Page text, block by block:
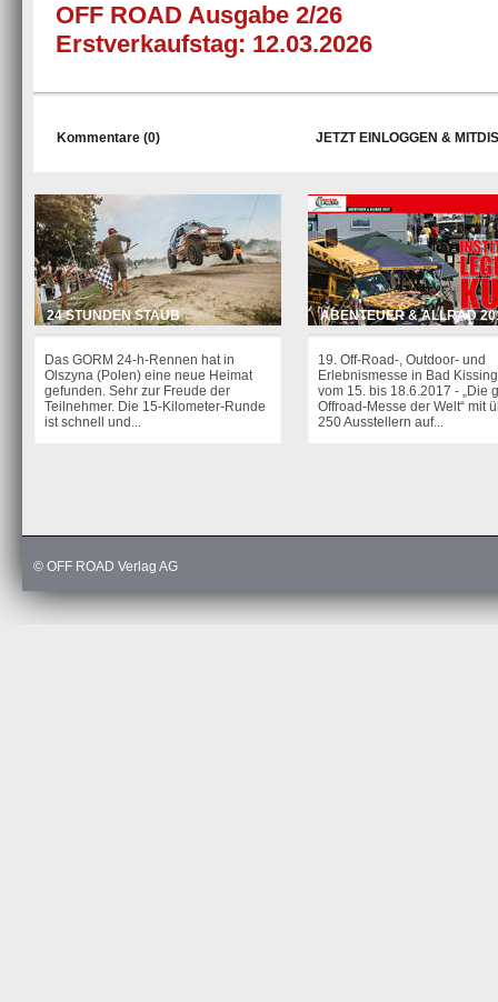
OFF ROAD Ausgabe 2/26
Erstverkaufstag: 12.03.2026
Kommentare (0) JETZT EINLOGGEN &
24 STUNDEN STAUB
Das GORM 24-h-Rennen hat in
Olszyna (Polen) eine neue Heimat
gefunden. Sehr zur Freude der
Teilnehmer. Die 15-Kilometer-Runde
ist schnell und...
ABENTEUER & ALLRAD
19. Off-Road-, Outdoor- und
Erlebnismesse in Bad
vom 15. bis 18.6.2017 - „Die
Offroad-Messe der Welt“ mit
250 Ausstellern auf...
© OFF ROAD Verlag AG